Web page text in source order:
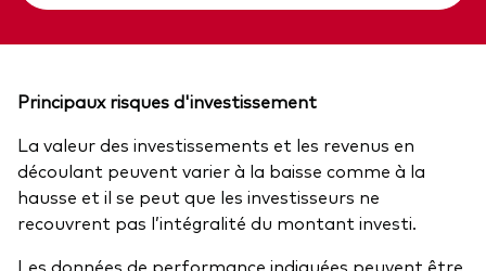
Principaux risques d'investissement
La valeur des investissements et les revenus en
découlant peuvent varier à la baisse comme à la
hausse et il se peut que les investisseurs ne
recouvrent pas l’intégralité du montant investi.
Les données de performance indiquées peuvent être